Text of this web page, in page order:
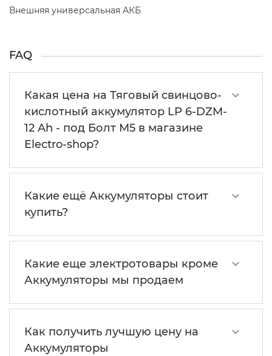
Внешняя универсальная АКБ
FAQ
Какая цена на Тяговый свинцово-
кислотный аккумулятор LP 6-DZM-
12 Ah - под Болт М5 в магазине
Electro-shop?
Какие ещё Аккумуляторы стоит
купить?
Какие еще электротовары кроме
Аккумуляторы мы продаем
Как получить лучшую цену на
Аккумуляторы